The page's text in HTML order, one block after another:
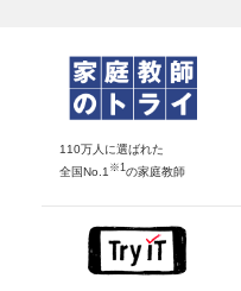
110万人に選ばれた
全国No.1 ※1 の家庭教師